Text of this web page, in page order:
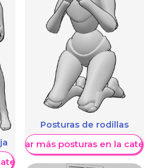
Posturas de rodillas
Mostrar más posturas en la